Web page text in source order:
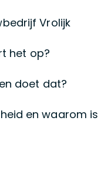
Vrolijk
het op?
doet dat?
en waarom is